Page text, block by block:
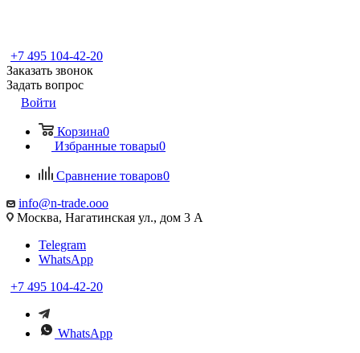
+7 495 104-42-20
Заказать звонок
Задать вопрос
Войти
Корзина0
Избранные товары0
Сравнение товаров0
info@n-trade.ooo
Москва, Нагатинская ул., дом 3 А
Telegram
WhatsApp
+7 495 104-42-20
WhatsApp